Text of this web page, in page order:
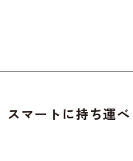
マートに持ち運